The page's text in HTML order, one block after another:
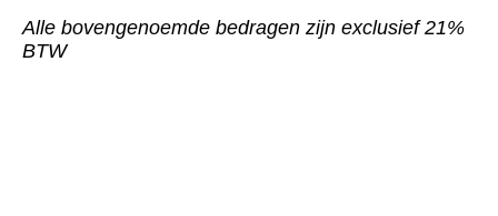
Alle bovengenoemde bedragen zijn exclusief 21%
BTW